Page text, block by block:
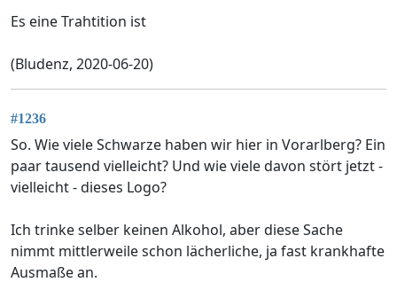
Es eine Trahtition ist
(Bludenz, 2020-06-20)
#1236
So. Wie viele Schwarze haben wir hier in Vorarlberg? Ein
paar tausend vielleicht? Und wie viele davon stört jetzt -
vielleicht - dieses Logo?
Ich trinke selber keinen Alkohol, aber diese Sache
nimmt mittlerweile schon lächerliche, ja fast krankhafte
Ausmaße an.